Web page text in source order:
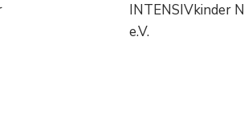
INTENSIVkinder
e.V.